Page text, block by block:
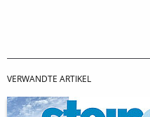
VERWANDTE ARTIKEL